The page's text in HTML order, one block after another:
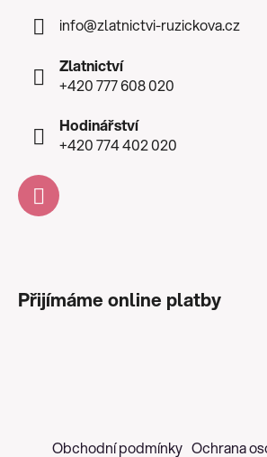
info@zlatnictvi-ruzickova.cz
Zlatnictví
+420 777 608 020
Hodinářství
+420 774 402 020
Přijímáme online platby
Obchodní podmínky Ochrana